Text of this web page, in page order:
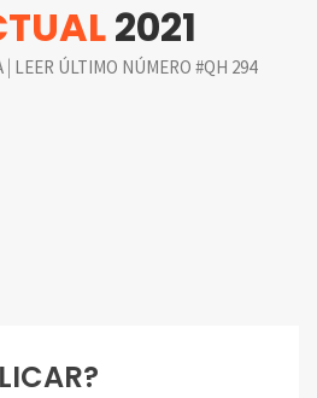
2021
| LEER ÚLTIMO NÚMERO #QH 294